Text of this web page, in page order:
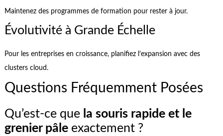
Maintenez des programmes de formation pour rester à jour.
Évolutivité à Grande Échelle
Pour les entreprises en croissance, planifiez l’expansion avec des
clusters cloud.
Questions Fréquemment Posées
Qu’est-ce que la souris rapide et le
grenier pâleexactement ?